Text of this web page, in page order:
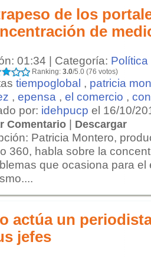
de los
de
01:34 | Categoría: Política
Ranking: 3.0/5.0 (76 votos)
tiempoglobal , patricia
, epensa , el comercio ,
por: idehpucp el 16/10/
Comentario | Descargar
Patricia Montero,
360, habla sobre la
que ocasiona para el
actúa un
jefes